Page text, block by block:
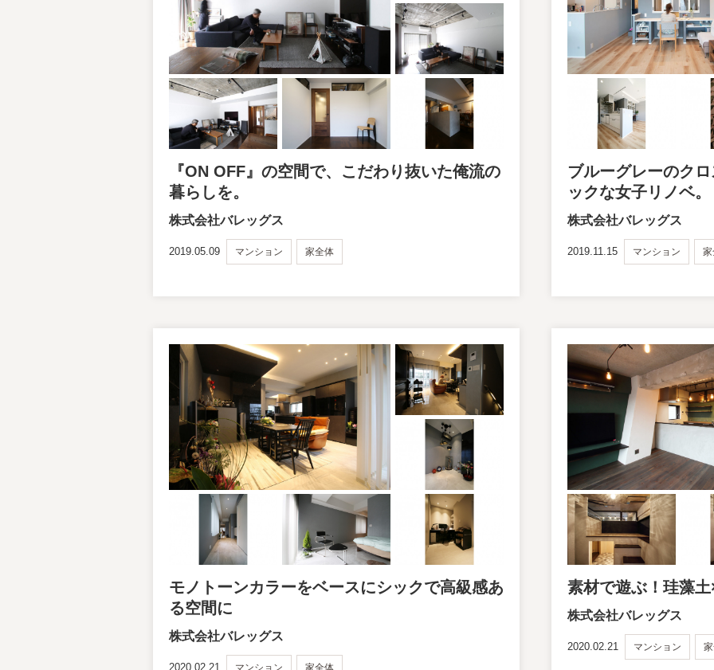
『ON OFF』の空間で、こだわり抜いた俺流の
暮らしを。
株式会社バレッグス
2019.05.09 マンション 家全体
ブルーグレーのク
ックな女子リノベ。
株式会社バレッグス
2019.11.15 マンション
モノトーンカラーをベースにシックで高級感あ
る空間に
株式会社バレッグス
2020.02.21 マンション 家全体
素材で遊ぶ！珪藻
株式会社バレッグス
2020.02.21 マンション